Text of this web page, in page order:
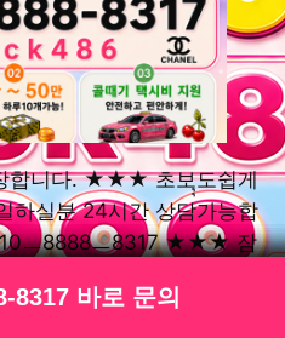
8317 바로 문의
8317 바로 문의
8317 바로 문의
8317 바로 문의
8317 바로 문의
8317 바로 문의
합니다. ★★★ 초보ุุ도쉽게
실분 24시간 상담가능합
ㅡ8888ㅡ8317 ★★★ 잠
동ุุ노래방ุุ ◞✿ 풍납동ุุ노래방ุุ
8317 바로 문의
8317 바로 문의
8317 바로 문의